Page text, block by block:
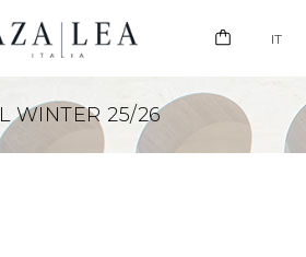
IT
WINTER 25/26